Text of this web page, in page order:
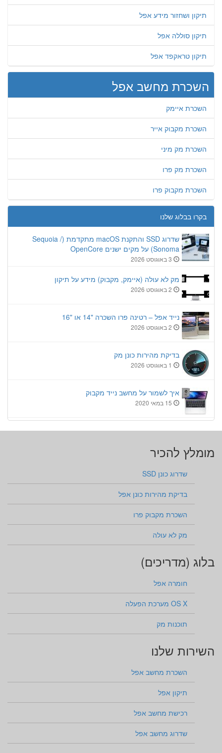
תיקון ושחזור מידע אפל
תיקון סוללה אפל
תיקון טראקפד אפל
השכרת מחשב אפל
השכרת איימק
השכרת מקבוק אייר
השכרת מק מיני
השכרת מק פרו
השכרת מקבוק פרו
בקרו בבלוג שלנו
שדרוג SSD והתקנת macOS מתקדמת (Sequoia /
Sonoma) על מקים ישנים OpenCore
מק לא עולה (איימק, מקבוק) מידע על תיקון
נייד אפל – רטינה פרו השכרה "14 או "16
בדיקת מהירות כונן מק
איך לשמור על מחשב נייד מקבוק
מומלץ להכיר
שדרוג כונן SSD
בדיקת מהירות כונן אפל
השכרת מקבוק פרו
מק לא עולה
בלוג (מדריכים)
חומרה אפל
OS X מערכת הפעלה
תוכנות מק
השירות שלנו
השכרת מחשב אפל
תיקון אפל
רכישת מחשב אפל
שדרוג מחשב אפל